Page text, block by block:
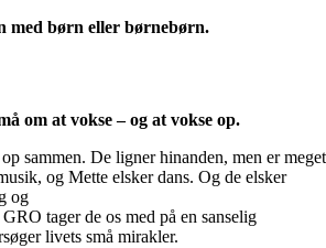
med børn eller børnebørn.
om at vokse – og at vokse op.
sammen. De ligner hinanden, men er meget
og Mette elsker dans. Og de elsker
og
tager de os med på en sanselig
livets små mirakler.